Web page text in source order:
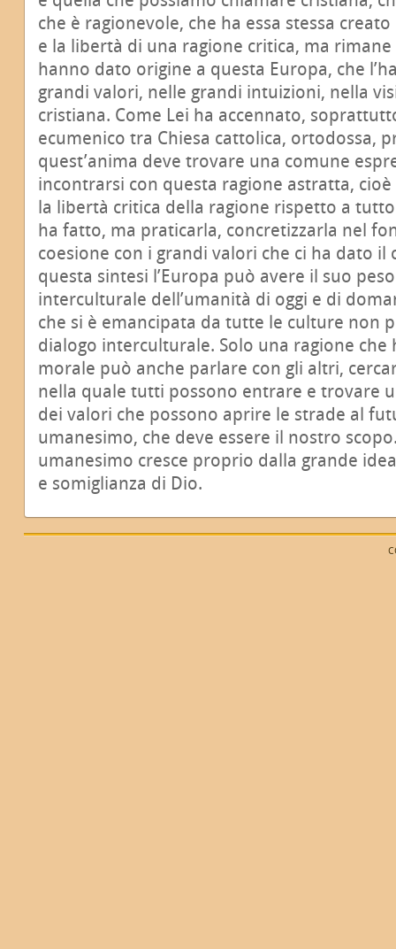
che è ragionevole, che ha essa stessa
e la libertà di una ragione critica, ma
hanno dato origine a questa Europa, che
grandi valori, nelle grandi intuizioni, nella
cristiana. Come Lei ha accennato,
ecumenico tra Chiesa cattolica, ortodossa,
quest’anima deve trovare una comune
incontrarsi con questa ragione astratta,
la libertà critica della ragione rispetto a
ha fatto, ma praticarla, concretizzarla nel
coesione con i grandi valori che ci ha dato il
questa sintesi l’Europa può avere il suo
interculturale dell’umanità di oggi e di
che si è emancipata da tutte le culture non
dialogo interculturale. Solo una ragione che
morale può anche parlare con gli altri,
nella quale tutti possono entrare e trovare
dei valori che possono aprire le strade al
umanesimo, che deve essere il nostro
umanesimo cresce proprio dalla grande
e somiglianza di Dio.